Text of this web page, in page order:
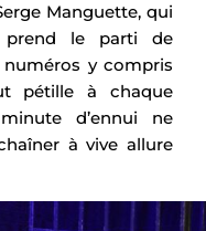
Manguette, qui
prend le parti de
numéros y compris
pétille à chaque
d’ennui ne
à vive allure